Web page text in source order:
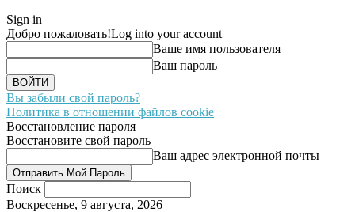
Sign in
Добро пожаловать!Log into your account
Ваше имя пользователя
Ваш пароль
Вы забыли свой пароль?
Политика в отношении файлов cookie
Восстановление пароля
Восстановите свой пароль
Ваш адрес электронной почты
Поиск
Воскресенье, 9 августа, 2026